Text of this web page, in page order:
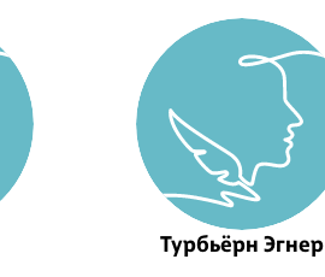
Турбьёрн Эгнер